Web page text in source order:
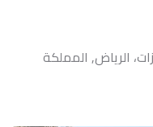
الرياض, المملكة